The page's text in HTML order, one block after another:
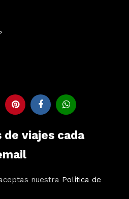
viajes cada
nuestra Política de